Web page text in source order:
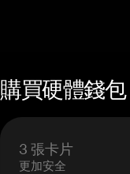
購買硬體錢
3 張卡片
更加安全